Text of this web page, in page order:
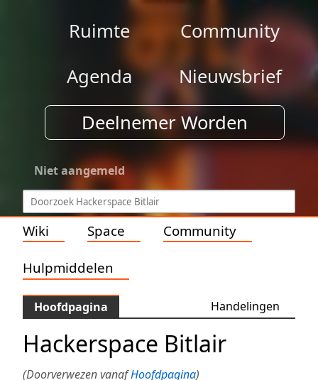
Ruimte
Community
Agenda
Nieuwsbrief
Deelnemer Worden
Niet aangemeld
Wiki Space Community
Hulpmiddelen
Hoofdpagina Handelingen
Hackerspace Bitlair
(Doorverwezen vanafHoofdpagina)